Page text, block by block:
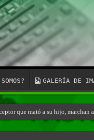
GALERÍA DE
que mató a su hijo,